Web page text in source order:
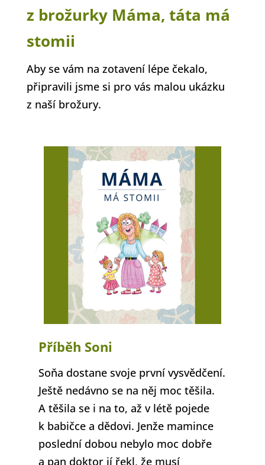
z brožurky Máma, táta má
stomii
Aby se vám na zotavení lépe čekalo,
připravili jsme si pro vás malou ukázku
z naší brožury.
Příběh Soni
Soňa dostane svoje první vysvědčení.
Ještě nedávno se na něj moc těšila.
A těšila se i na to, až v létě pojede
k babičce a dědovi. Jenže mamince
poslední dobou nebylo moc dobře
a pan doktor jí řekl, že musí